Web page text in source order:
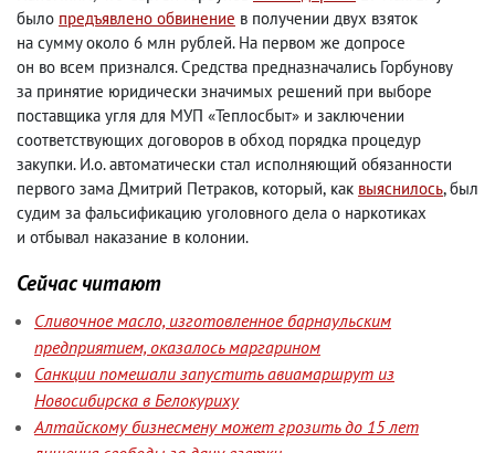
было предъявлено обвинение в получении двух взяток
на сумму около 6 млн рублей. На первом же допросе
он во всем признался. Средства предназначались Горбунову
за принятие юридически значимых решений при выборе
поставщика угля для МУП «Теплосбыт» и заключении
соответствующих договоров в обход порядка процедур
закупки. И.о. автоматически стал исполняющий обязанности
первого зама Дмитрий Петраков, который, как выяснилось, был
судим за фальсификацию уголовного дела о наркотиках
и отбывал наказание в колонии.
Сейчас читают
Сливочное масло, изготовленное барнаульским
предприятием, оказалось маргарином
Санкции помешали запустить авиамаршрут из
Новосибирска в Белокуриху
Алтайскому бизнесмену может грозить до 15 лет